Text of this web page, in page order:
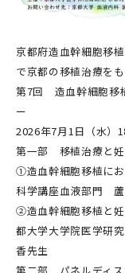
京都府造血幹細胞移
で京都の移植治療をも
第7回 造血幹細胞移
ー
2026年7月1日（水）
第一部 移植治療と
①造血幹細胞移植に
科学講座血液部門
②造血幹細胞移植と
都大学大学院医学研
香先生